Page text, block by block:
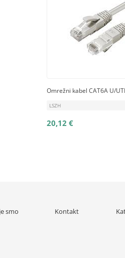
Omrežni kabel CAT6A U/
LSZH
20,12 €
smo Kontakt